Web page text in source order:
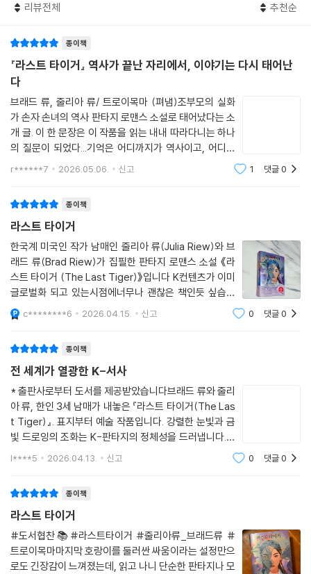
기
전 세계 33개국에서 번역 출간되었고 디즈니플러스에서 드라마로 제작되
어 큰 인기를 끈 이민진 작가의 《파친코》와 지난해 전 세계를 휩쓴 넷플릭
스 애니메이션 ‘케이팝 데몬 헌터스’에 이어, 《라스트 타이거》는 해외에서
먼저 인정받은 또 하나의 한국적 이야기라 할 수 있다.
출간 직후 단숨에 아마존 분야 베스트셀러 1위(YA 아시아 역사소설 분야)
사랑을 받았다. 또 미국 공영라디오 방송(NPR) ‘2025년 우리가 사랑하는
책’에 선정되었으며, 출간한 지 1년도 채 되지 않은 현재까지 독일, 호주, 헝
가리, 폴란드 등 전 세계 7개국 언어로 번역 출간이 확정된 상태로, 더 많은
해외 독자들이 또 한 편의 새로운 K-스토리에 기대감을 보이고 있다.
특히, 일제강점기 시절 할아버지와 할머니의 실제 이야기에서 영감을 얻은
한국적 콘텐츠가 기본이지만, 서양식 판타지를 접목해 작가들이 새롭게 펼
치는 세계관은 매우 독창적이고 신비롭다. 실제로 여러 매체와 작가가 이
- “이 매혹적인 작품에 푹 빠져 보세요. 최고의 판타지를 선사합니다.”
_ 클로이 공(Chloe Gong), 〈뉴욕 타임스〉 베스트셀러 1위 작가
- “다소 묵직하지만 감정적으로 강렬한 판타지!”
_ 커커스 리뷰
- “남매 작가는 방대한 판타지 세계관에 실제 역사와 민족적 상징을 절묘
하게 녹여냈다.”
_ 스쿨 라이브러리 저널
음을 울리는 이야기.”
_ 셸프 어웨어니스
주인공의 시점을 교차로 보여주는 본문 구성과 한국적 콘텐츠와 서양식 판
타지의 콜라보를 아름답게 살려 낸 표지 일러스트
리뷰전체 추천순
종이책
『라스트 타이거』 역사가 끝난 자리에서, 이야기는 다시 태어난
다
브래드 류, 줄리아 류/ 트로이목마 (펴냄)조부모의 실화
가 손자 손녀의 역사 판타지 로맨스 소설로 태어났다는 소
개 글. 이 한 문장은 이 작품을 읽는 내내 따라다니는 하나
의 질문이 되었다...기억은 어디까지가 역사이고, 어디부
터가 이야기인가.이 소설은 일제강점기, 우리 조부모님의
r******7 2026.05.06. 신고 1 댓글0
종이책
라스트 타이거
한국계 미국인 작가 남매인 줄리아 류(Julia Riew)와 브
래드 류(Brad Riew)가 집필한 판타지 로맨스 소설 《라
스트 타이거 (The Last Tiger)》입니다 K컨텐츠가 이미
글로벌화 되고 있는시점에너무나 괜찮은 책인듯 싶습니
다.한국적인소재와 양념이 잘버무려진 느낌이네요
🇰🇷 《라스트 타이거 (The Last Tiger)》 📖 저자 브
c********6 2026.04.15. 신고 0 댓글0
종이책
전 세계가 열광한 K-서사
* 출판사로부터 도서를 제공받았습니다브래드 류와 줄리
아 류, 한인 3세 남매가 내놓은 『라스트 타이거(The Las
t Tiger)』. 표지부터 예술 작품입니다. 강렬한 눈빛과 금
빛 드로잉의 조화는 K-판타지의 정체성을 드러냅니다.뉴
욕대학교에서 문예창작을 전공하며 서사의 뼈대를 세운
l****5 2026.04.13. 신고 0 댓글0
종이책
라스트 타이거
#도서협찬📚#라스트타이거 #줄리아류_브래드류 #
트로이목마마지막 호랑이를 둘러싼 싸움이라는 설정만으
로도 긴장감이 느껴졌는데, 읽고 나니 단순한 판타지나 모